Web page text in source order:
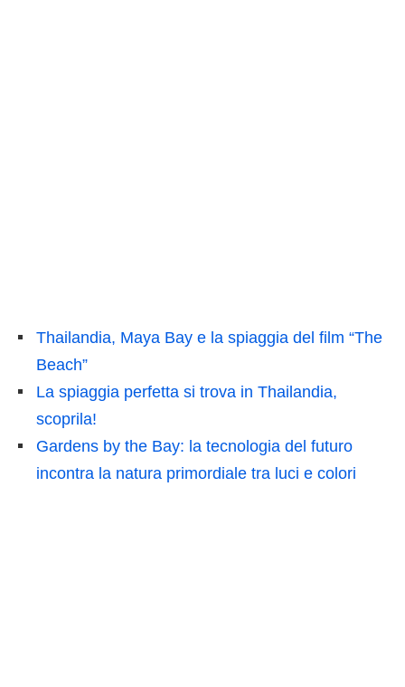
Thailandia, Maya Bay e la spiaggia del film “The
Beach”
La spiaggia perfetta si trova in Thailandia,
scoprila!
Gardens by the Bay: la tecnologia del futuro
incontra la natura primordiale tra luci e colori